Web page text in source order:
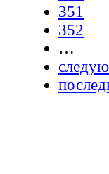
351
352
…